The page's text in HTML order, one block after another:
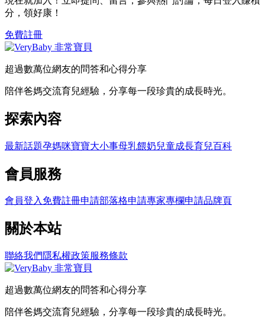
分，領好康！
免費註冊
超過數萬位網友的問答和心得分享
陪伴爸媽交流育兒經驗，分享每一段珍貴的成長時光。
探索內容
最新話題孕媽咪寶寶大小事母乳餵奶兒童成長育兒百科
會員服務
會員登入免費註冊申請部落格申請專家專欄申請品牌頁
關於本站
聯絡我們 隱私權政策服務條款
超過數萬位網友的問答和心得分享
陪伴爸媽交流育兒經驗，分享每一段珍貴的成長時光。